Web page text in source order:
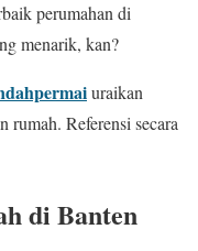
perumahan di
menarik, kan?
uraikan
rumah. Referensi secara
di Banten